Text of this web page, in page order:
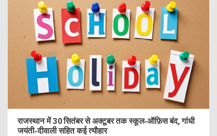
राजस्थान में 30 सितंबर से अक्टूबर तक स्कूल‑ऑफ़िस बंद, गांधी
जयंती‑दीवाली सहित कई त्यौहार